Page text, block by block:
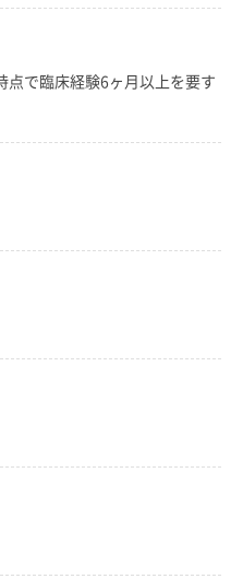
で臨床経験6ヶ月以上を要す